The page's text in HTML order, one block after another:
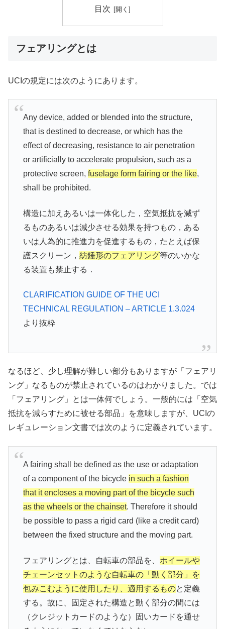
目次
フェアリングとは
UCIの規定には次のようにあります。
Any device, added or blended into the structure,
that is destined to decrease, or which has the
effect of decreasing, resistance to air penetration
or artificially to accelerate propulsion, such as a
protective screen, fuselage form fairing or the like,
shall be prohibited.
構造に加えあるいは一体化した，空気抵抗を減ず
るものあるいは減少させる効果を持つもの，ある
いは人為的に推進力を促進するもの，たとえば保
護スクリーン， 紡錘形のフェアリング等のいかな
る装置も禁止する．
CLARIFICATION GUIDE OF THE UCI
TECHNICAL REGULATION – ARTICLE 1.3.024
より抜粋
なるほど、少し理解が難しい部分もありますが「フェアリ
ング」なるものが禁止されているのはわかりました。では
「フェアリング」とは一体何でしょう。一般的には「空気
抵抗を減らすために被せる部品」を意味しますが、UCIの
レギュレーション文書では次のように定義されています。
A fairing shall be defined as the use or adaptation
of a component of the bicycle in such a fashion
that it encloses a moving part of the bicycle such
as the wheels or the chainset. Therefore it should
be possible to pass a rigid card (like a credit card)
between the fixed structure and the moving part.
フェアリングとは、自転車の部品を、 ホイールや
チェーンセットのような自転車の「動く部分」を
包みこむように使用したり、適用するものと定義
する。故に、固定された構造と動く部分の間には
（クレジットカードのような）固いカードを通せ